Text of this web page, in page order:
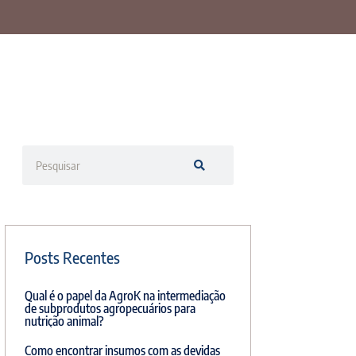
Posts Recentes
Qual é o papel da AgroK na intermediação
de subprodutos agropecuários para
nutrição animal?
Como encontrar insumos com as devidas